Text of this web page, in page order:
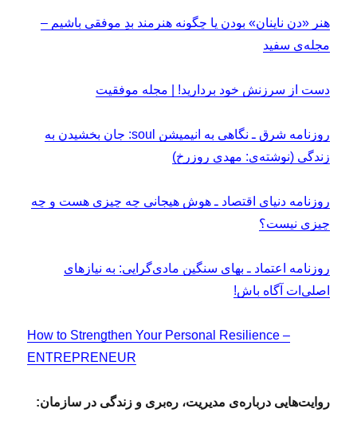
هنر «دن ناینان» بودن یا چگونه هنرمند بدِ موفقی باشیم –
مجله‌ی سفید
دست از سرزنش خود بردارید! | مجله موفقیت
روزنامه شرق ـ نگاهی به انیمیشن soul: جان بخشیدن به
زندگی (نوشته‌ی: مهدی روزرخ)
روزنامه دنیای اقتصاد ـ هوش هیجانی چه چیزی هست و چه
چیزی نیست؟
روزنامه اعتماد ـ بهای سنگین مادی‌گرایی: به نیازهای
اصلی‌ات آگاه باش!
How to Strengthen Your Personal Resilience –
ENTREPRENEUR
روایت‌هایی درباره‌ی مدیریت، ره‌بری و زندگی در سازمان: